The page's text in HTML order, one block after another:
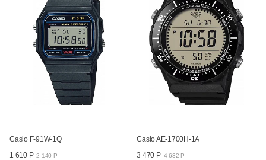
Casio F-91W-1Q
1 610 Р 2 140 Р
Casio AE-1700H-1A
3 470 Р 4 632 Р